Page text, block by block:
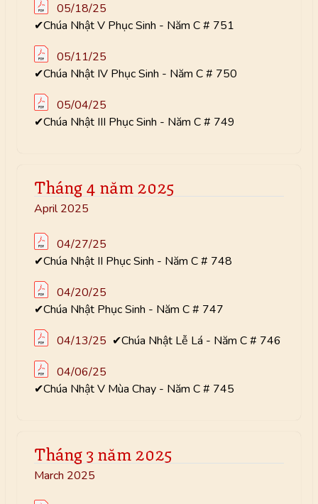
05/18/25
✔Chúa Nhật V Phục Sinh - Năm C # 751
05/11/25
✔Chúa Nhật IV Phục Sinh - Năm C # 750
05/04/25
✔Chúa Nhật III Phục Sinh - Năm C # 749
Tháng 4 năm 2025
April 2025
04/27/25
✔Chúa Nhật II Phục Sinh - Năm C # 748
04/20/25
✔Chúa Nhật Phục Sinh - Năm C # 747
04/13/25 ✔Chúa Nhật Lễ Lá - Năm C # 746
04/06/25
✔Chúa Nhật V Mùa Chay - Năm C # 745
Tháng 3 năm 2025
March 2025